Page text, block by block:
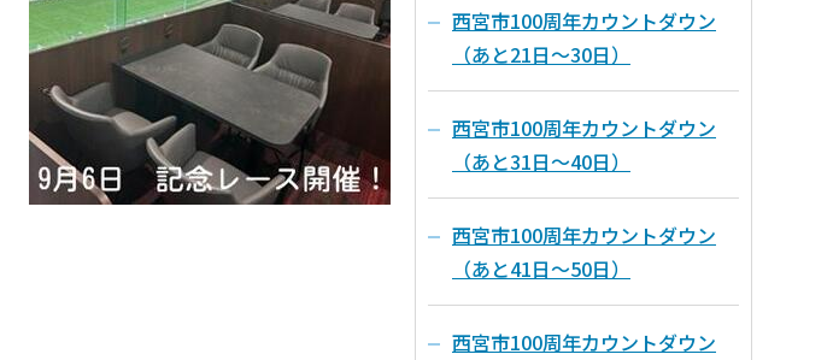
西宮市100周年カウントダウン
（あと21日～30日）
西宮市100周年カウントダウン
（あと31日～40日）
西宮市100周年カウントダウン
（あと41日～50日）
西宮市100周年カウントダウン